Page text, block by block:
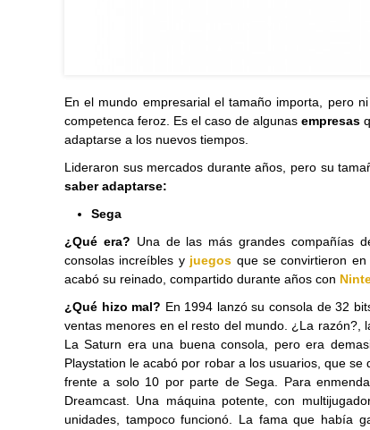
En el mundo empresarial el tamaño importa, pero
competenca feroz. Es el caso de algunas empresas
adaptarse a los nuevos tiempos.
Lideraron sus mercados durante años, pero su
saber adaptarse:
Sega
¿Qué era? Una de las más grandes compañías
consolas increíbles y juegos que se convirtieron
acabó su reinado, compartido durante años con
¿Qué hizo mal? En 1994 lanzó su consola de 32
ventas menores en el resto del mundo. ¿La razón?,
La Saturn era una buena consola, pero era
Playstation le acabó por robar a los usuarios, que
frente a solo 10 por parte de Sega. Para
Dreamcast. Una máquina potente, con
unidades, tampoco funcionó. La fama que había